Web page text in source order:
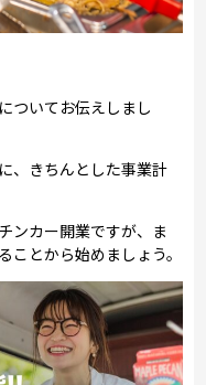
ついてお伝えしまし
、きちんとした事業計
ンカー開業ですが、ま
とから始めましょう。